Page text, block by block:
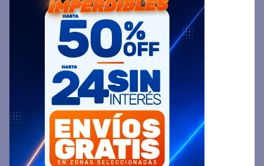
Ingresa tu Código Postal y Calcula tu Entrega
DESCRIPCIÓN
ESPECIFICACIÓN TÉCNICA
VALORACIONES